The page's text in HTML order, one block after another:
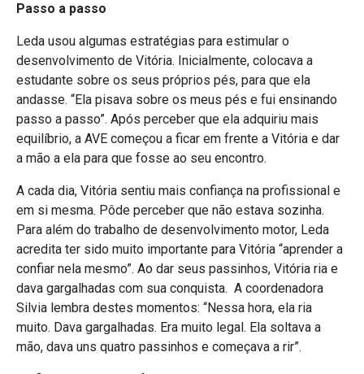
Passo a passo
Leda usou algumas estratégias para estimular o
desenvolvimento de Vitória. Inicialmente, colocava a
estudante sobre os seus próprios pés, para que ela
andasse. “Ela pisava sobre os meus pés e fui ensinando
passo a passo”. Após perceber que ela adquiriu mais
equilíbrio, a AVE começou a ficar em frente a Vitória e dar
a mão a ela para que fosse ao seu encontro.
A cada dia, Vitória sentiu mais confiança na profissional e
em si mesma. Pôde perceber que não estava sozinha.
Para além do trabalho de desenvolvimento motor, Leda
acredita ter sido muito importante para Vitória “aprender a
confiar nela mesmo”. Ao dar seus passinhos, Vitória ria e
dava gargalhadas com sua conquista. A coordenadora
Silvia lembra destes momentos: “Nessa hora, ela ria
muito. Dava gargalhadas. Era muito legal. Ela soltava a
mão, dava uns quatro passinhos e começava a rir”.